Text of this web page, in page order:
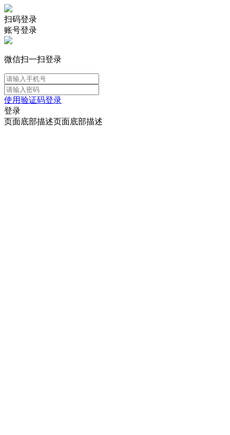
扫码登录
账号登录
微信扫一扫登录
使用验证码登录
登录
页面底部描述页面底部描述